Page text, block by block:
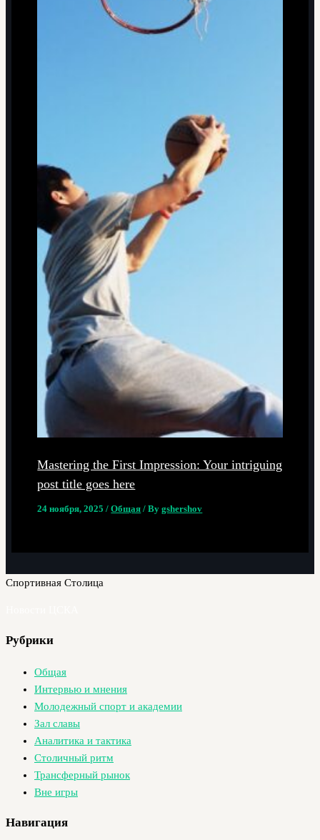
Mastering the First Impression: Your intriguing
post title goes here
24 ноября, 2025/Общая / Bygshershov
Спортивная Столица
Рубрики
Общая
Интервью и мнения
Молодежный спорт и академии
Зал славы
Аналитика и тактика
Столичный ритм
Трансферный рынок
Вне игры
Навигация